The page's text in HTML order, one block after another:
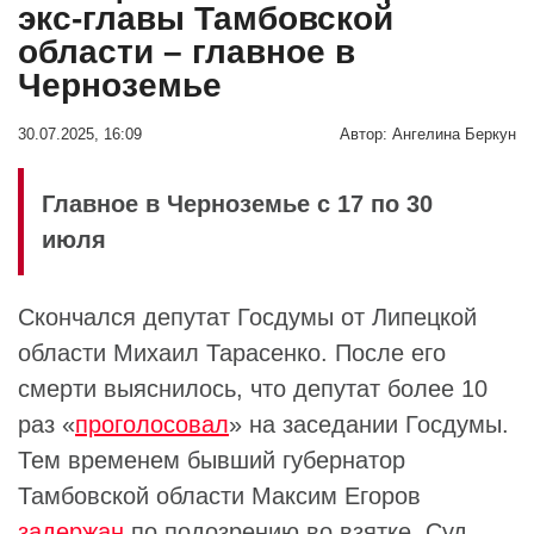
экс-главы Тамбовской
области – главное в
Черноземье
30.07.2025, 16:09 Автор: Ангелина Беркун
Главное в Черноземье с 17 по 30
июля
Скончался депутат Госдумы от Липецкой
области Михаил Тарасенко. После его
смерти выяснилось, что депутат более 10
раз «проголосовал» на заседании Госдумы.
Тем временем бывший губернатор
Тамбовской области Максим Егоров